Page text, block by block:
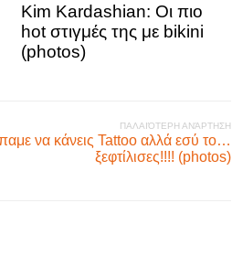
Kim Kardashian: Οι πιο
hot στιγμές της με bikini
(photos)
ΠΑΛΑΙΌΤΕΡΗ ΑΝΆΡΤΗΣΗ
να κάνεις Tattoo αλλά εσύ το…
ξεφτίλισες!!!! (photos)